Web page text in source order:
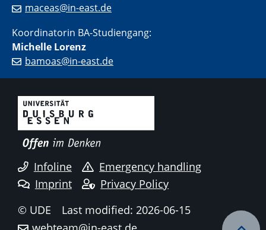
maceas@in-east.de
Koordinatorin BA-Studiengang:
Michelle Lorenz
bamoas@in-east.de
Infoline
Emergency handling
Imprint
Privacy Policy
© UDE
Last modified: 2026-06-15